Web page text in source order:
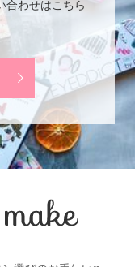
合わせはこちら